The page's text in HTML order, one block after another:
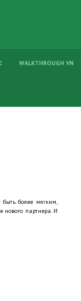
WALKTHROUGH VN
более мягким,
нового партнера. И